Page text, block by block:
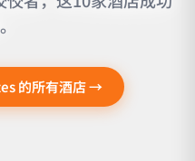
的所有酒店 →